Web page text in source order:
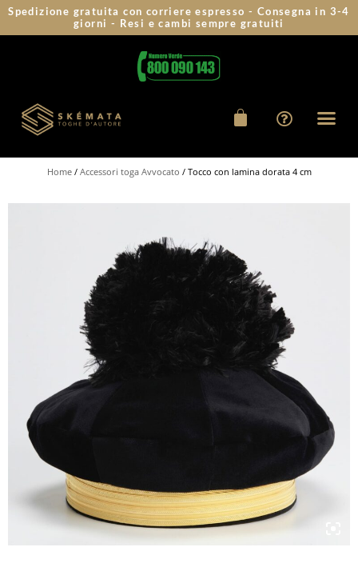
Spedizione gratuita con corriere espresso - Consegna in 3-4
giorni - Resi e cambi sempre gratuiti
Home/ Accessori toga Avvocato / Tocco con lamina dorata 4 cm